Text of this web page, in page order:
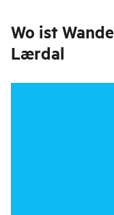
Wo ist
Lærdal